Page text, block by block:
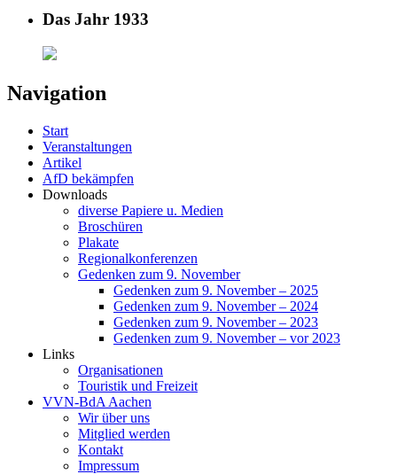
Das Jahr 1933
Navigation
Start
Veranstaltungen
Artikel
AfD bekämpfen
Downloads
diverse Papiere u. Medien
Broschüren
Plakate
Regionalkonferenzen
Gedenken zum 9. November
Gedenken zum 9. November – 2025
Gedenken zum 9. November – 2024
Gedenken zum 9. November – 2023
Gedenken zum 9. November – vor 2023
Links
Organisationen
Touristik und Freizeit
VVN-BdA Aachen
Wir über uns
Mitglied werden
Kontakt
Impressum